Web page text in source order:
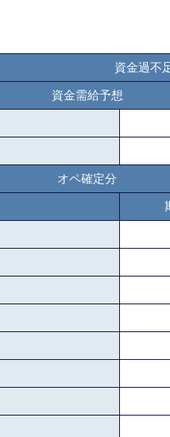
資金過不
資金需給予想
オペ確定分